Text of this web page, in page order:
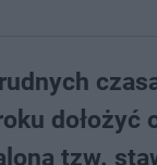
dołożyć
tzw.